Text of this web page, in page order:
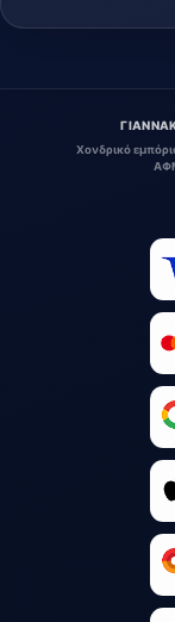
Χονδρικό